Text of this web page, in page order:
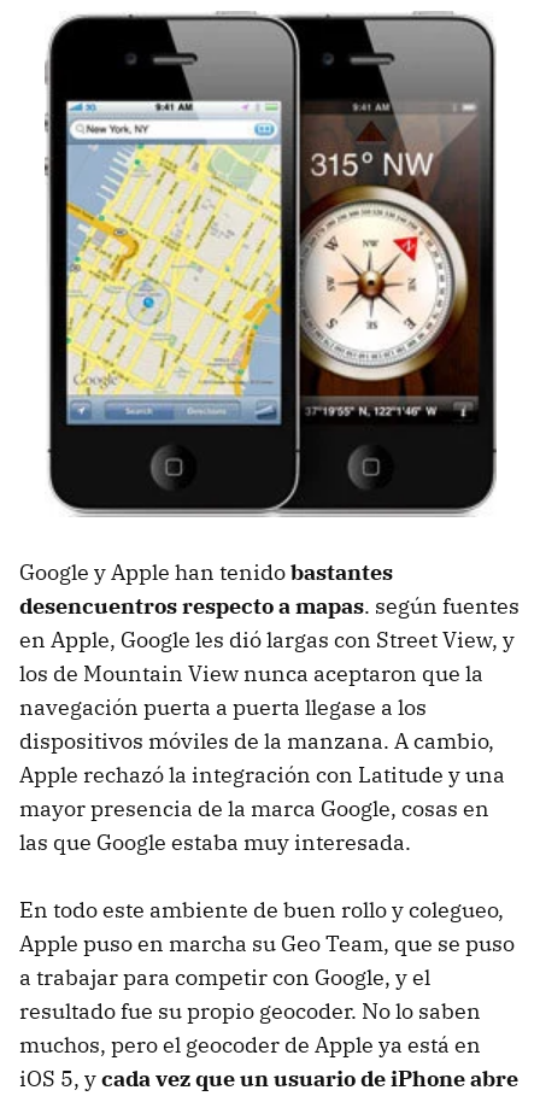
Google y Apple han tenidobastantes
desencuentros respecto a mapas. según fuentes
en Apple, Google les dió largas con Street View, y
los de Mountain View nunca aceptaron que la
navegación puerta a puerta llegase a los
dispositivos móviles de la manzana. A cambio,
Apple rechazó la integración con Latitude y una
mayor presencia de la marca Google, cosas en
las que Google estaba muy interesada.
En todo este ambiente de buen rollo y colegueo,
Apple puso en marcha su Geo Team, que se puso
a trabajar para competir con Google, y el
resultado fue su propio geocoder. No lo saben
muchos, pero el geocoder de Apple ya está en
iOS 5, ycada vez que un usuario de iPhone abre